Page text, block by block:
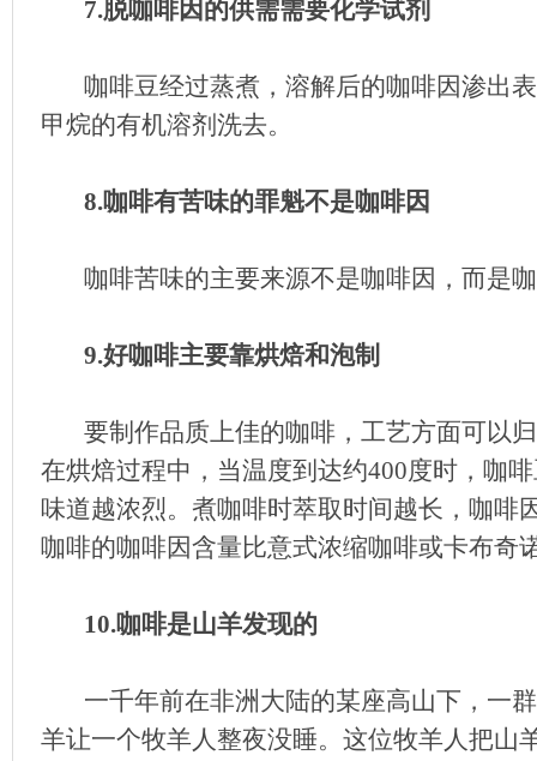
7.脱咖啡因的供需需要化学试剂
咖啡豆经过蒸煮，溶解后的咖啡因渗出
甲烷的有机溶剂洗去。
8.咖啡有苦味的罪魁不是咖啡因
咖啡苦味的主要来源不是咖啡因，而是
9.好咖啡主要靠烘焙和泡制
要制作品质上佳的咖啡，工艺方面可以
在烘焙过程中，当温度到达约400度时，咖
味道越浓烈。煮咖啡时萃取时间越长，咖啡
咖啡的咖啡因含量比意式浓缩咖啡或卡布奇
10.咖啡是山羊发现的
一千年前在非洲大陆的某座高山下，一
羊让一个牧羊人整夜没睡。这位牧羊人把山